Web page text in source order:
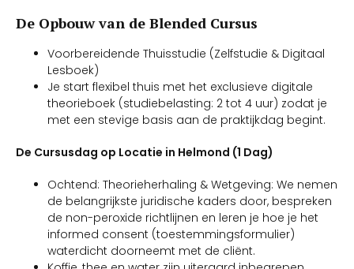
De Opbouw van de Blended Cursus
Voorbereidende Thuisstudie (Zelfstudie & Digitaal
Lesboek)
Je start flexibel thuis met het exclusieve digitale
theorieboek (studiebelasting: 2 tot 4 uur) zodat je
met een stevige basis aan de praktijkdag begint.
De Cursusdag op Locatie in Helmond (1 Dag)
Ochtend: Theorieherhaling & Wetgeving: We nemen
de belangrijkste juridische kaders door, bespreken
de non-peroxide richtlijnen en leren je hoe je het
informed consent (toestemmingsformulier)
waterdicht doorneemt met de cliënt.